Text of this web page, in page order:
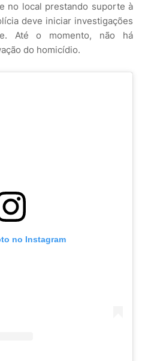
no local prestando suporte à
deve iniciar investigações
Até o momento, não há
do homicídio.
no Instagram